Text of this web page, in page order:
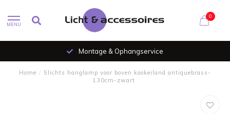
MENU
0
Montage & Ophangservice
Home / 5lichts hanglamp voor boven kookeiland antiquebrass-
130cm-zwart